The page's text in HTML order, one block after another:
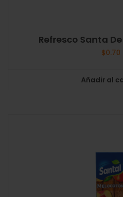
Refresco Santa
$0.70
Añadir al